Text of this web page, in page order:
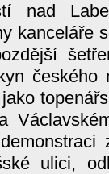
nad
kanceláře
českého
ulici,